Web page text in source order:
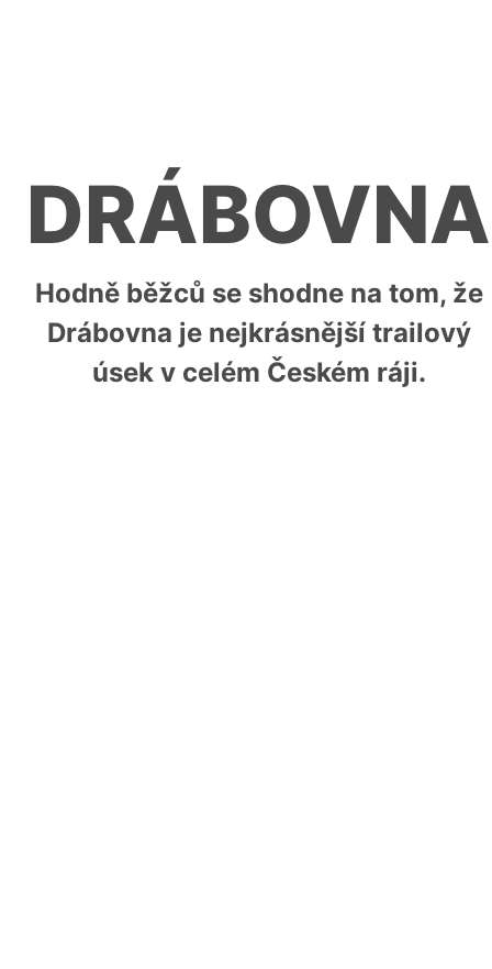
DRÁBOVNA
Hodně běžců se shodne na tom, že
Drábovna je nejkrásnější trailový
úsek v celém Českém ráji.